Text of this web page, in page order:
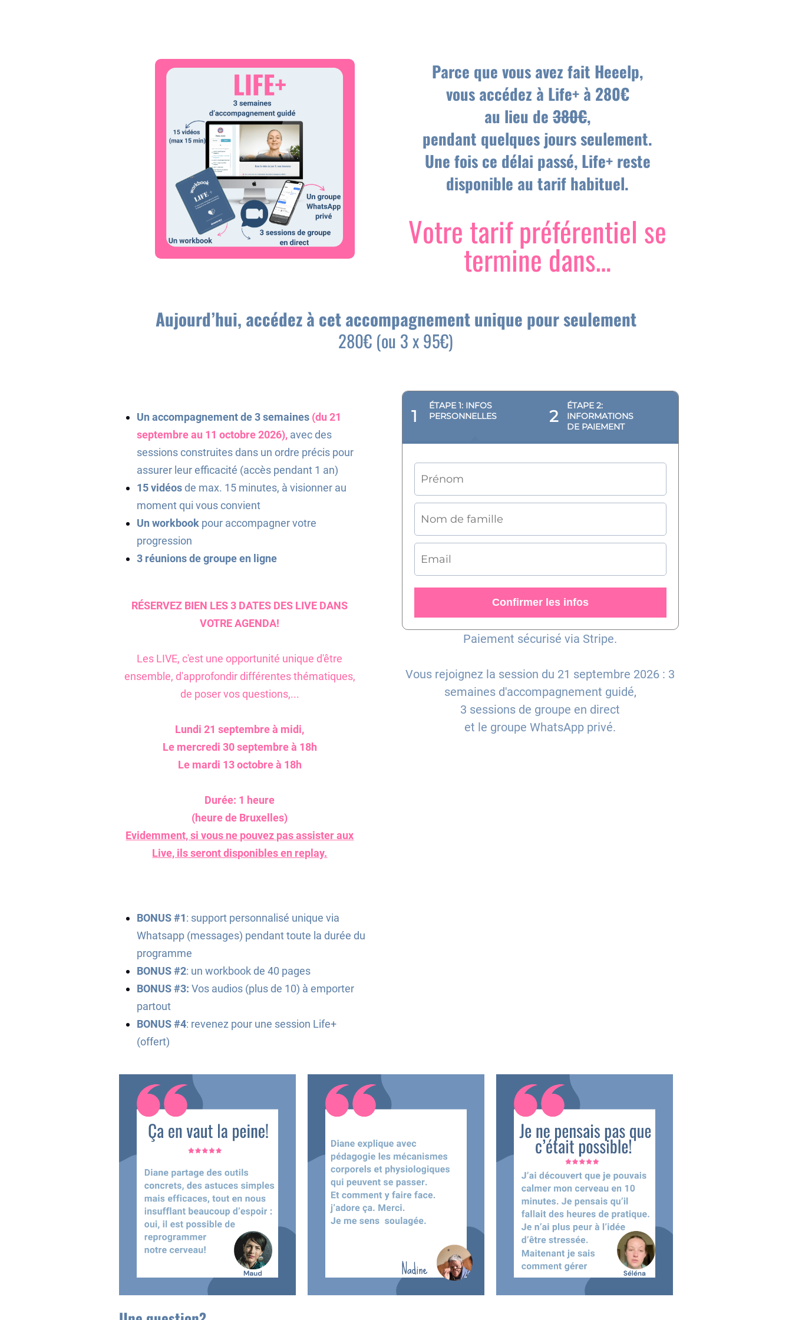
Parce que vous avez fait Heeelp,
vous accédez à Life+ à 280€
au lieu de 380€,
pendant quelques jours seulement.
Une fois ce délai passé, Life+ reste
disponible au tarif habituel.
Votre tarif préférentiel se
termine dans…
Aujourd’hui, accédez à cet accompagnement unique pour seulement
280€ (ou 3 x 95€)
Un accompagnement de 3 semaines (du 21
septembre au 11 octobre 2026), avec des
sessions construites dans un ordre précis pour
assurer leur efficacité (accès pendant 1 an)
15 vidéosde max. 15 minutes, à visionner au
moment qui vous convient
Un workbook pour accompagner votre
progression
3 réunions de groupe en ligne
RÉSERVEZ BIEN LES 3 DATES DES LIVE DANS
VOTRE AGENDA!
Les LIVE, c'est une opportunité unique d'être
ensemble, d'approfondir différentes thématiques,
de poser vos questions,...
Lundi 21 septembre à midi,
Le mercredi 30 septembre à 18h
Le mardi 13 octobre à 18h
Durée: 1 heure
(heure de Bruxelles)
Evidemment, si vous ne pouvez pas assister aux
Live, ils seront disponibles en replay.
BONUS #1: support personnalisé unique via
Whatsapp (messages) pendant toute la durée du
programme
BONUS #2: un workbook de 40 pages
BONUS #3: Vos audios (plus de 10) à emporter
partout
BONUS #4: revenez pour une session Life+
(offert)
1
ÉTAPE 1: INFOS
PERSONNELLES
2
ÉTAPE 2:
INFORMATIONS
DE PAIEMENT
Confirmer les infos
Paiement sécurisé via Stripe.
Vous rejoignez la session du 21 septembre 2026 : 3
semaines d'accompagnement guidé,
3 sessions de groupe en direct
et le groupe WhatsApp privé.